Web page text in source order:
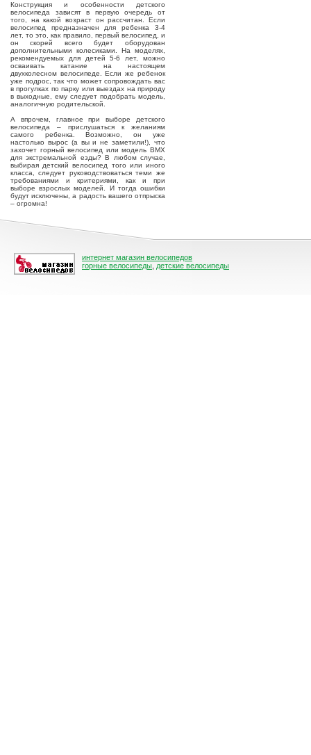
Конструкция и особенности детского
велосипеда зависят в первую очередь от
того, на какой возраст он рассчитан. Если
велосипед предназначен для ребенка 3-4
лет, то это, как правило, первый велосипед, и
он скорей всего будет оборудован
дополнительными колесиками. На моделях,
рекомендуемых для детей 5-6 лет, можно
осваивать катание на настоящем
двухколесном велосипеде. Если же ребенок
уже подрос, так что может сопровождать вас
в прогулках по парку или выездах на природу
в выходные, ему следует подобрать модель,
аналогичную родительской.
А впрочем, главное при выборе детского
велосипеда – прислушаться к желаниям
самого ребенка. Возможно, он уже
настолько вырос (а вы и не заметили!), что
захочет горный велосипед или модель ВМХ
для экстремальной езды? В любом случае,
выбирая детский велосипед того или иного
класса, следует руководствоваться теми же
требованиями и критериями, как и при
выборе взрослых моделей. И тогда ошибки
будут исключены, а радость вашего отпрыска
– огромна!
интернет магазин велосипедов
горные велосипеды детские велосипеды